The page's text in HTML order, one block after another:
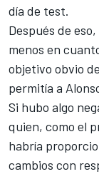
día de test.
Después de
menos en
objetivo obvio
permitía a
Si hubo algo
quien, como el
habría
cambios con